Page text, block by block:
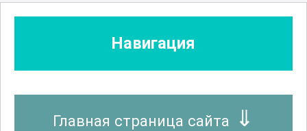
Навигация
Главная страница сайта